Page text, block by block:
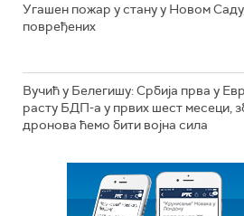
Угашен пожар у стану у Новом
повређених
Вучић у Белегишу: Србија прва у
расту БДП-а у првих шест месеци,
дронова ћемо бити војна сила